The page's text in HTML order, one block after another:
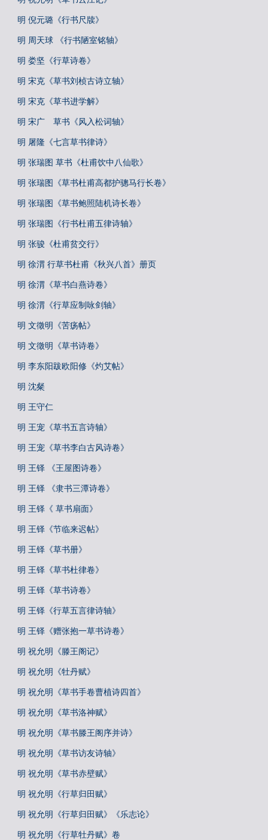
明 倪元璐《行书尺牍》
明 周天球 《行书陋室铭轴》
明 娄坚《行草诗卷》
明 宋克《草书刘桢古诗立轴》
明 宋克《草书进学解》
明 宋广 草书《风入松词轴》
明 屠隆《七言草书律诗》
明 张瑞图 草书《杜甫饮中八仙歌》
明 张瑞图《草书杜甫高都护骢马行长卷》
明 张瑞图《草书鲍照陆机诗长卷》
明 张瑞图《行书杜甫五律诗轴》
明 张骏《杜甫贫交行》
明 徐渭 行草书杜甫《秋兴八首》册页
明 徐渭《草书白燕诗卷》
明 徐渭《行草应制咏剑轴》
明 文徵明《苦疡帖》
明 文徵明《草书诗卷》
明 李东阳跋欧阳修《灼艾帖》
明 沈粲
明 王守仁
明 王宠《草书五言诗轴》
明 王宠《草书李白古风诗卷》
明 王铎 《王屋图诗卷》
明 王铎 《隶书三潭诗卷》
明 王铎《 草书扇面》
明 王铎《节临来迟帖》
明 王铎《草书册》
明 王铎《草书杜律卷》
明 王铎《草书诗卷》
明 王铎《行草五言律诗轴》
明 王铎《赠张抱一草书诗卷》
明 祝允明《滕王阁记》
明 祝允明《牡丹赋》
明 祝允明《草书手卷曹植诗四首》
明 祝允明《草书洛神赋》
明 祝允明《草书滕王阁序并诗》
明 祝允明《草书访友诗轴》
明 祝允明《草书赤壁赋》
明 祝允明《行草归田赋》
明 祝允明《行草归田赋》《乐志论》
明 祝允明《行草牡丹赋》卷